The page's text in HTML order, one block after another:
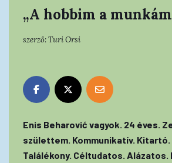
„A hobbim a
szerző:Turi Orsi
Enis Beharović vagyok. 24 éves.
születtem. Kommunikatív. Kitartó.
Találékony. Céltudatos. Alázatos.